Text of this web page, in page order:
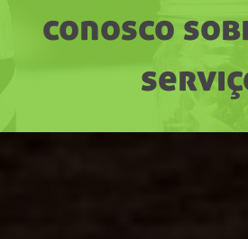
conosco